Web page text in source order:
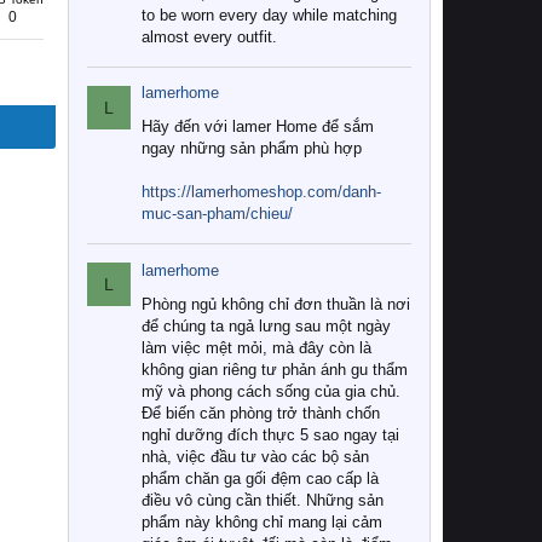
0
to be worn every day while matching
almost every outfit.
L
lamerhome
Hãy đến với lamer Home để sắm
ngay những sản phẩm phù hợp
https://lamerhomeshop.com/danh-
muc-san-pham/chieu/
L
lamerhome
Phòng ngủ không chỉ đơn thuần là nơi
để chúng ta ngả lưng sau một ngày
làm việc mệt mỏi, mà đây còn là
không gian riêng tư phản ánh gu thẩm
mỹ và phong cách sống của gia chủ.
Để biến căn phòng trở thành chốn
nghỉ dưỡng đích thực 5 sao ngay tại
nhà, việc đầu tư vào các bộ sản
phẩm chăn ga gối đệm cao cấp là
điều vô cùng cần thiết. Những sản
phẩm này không chỉ mang lại cảm